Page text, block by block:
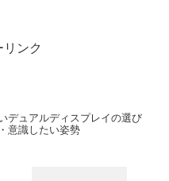
リンク
デュアルディスプレイの選び
意識したい姿勢